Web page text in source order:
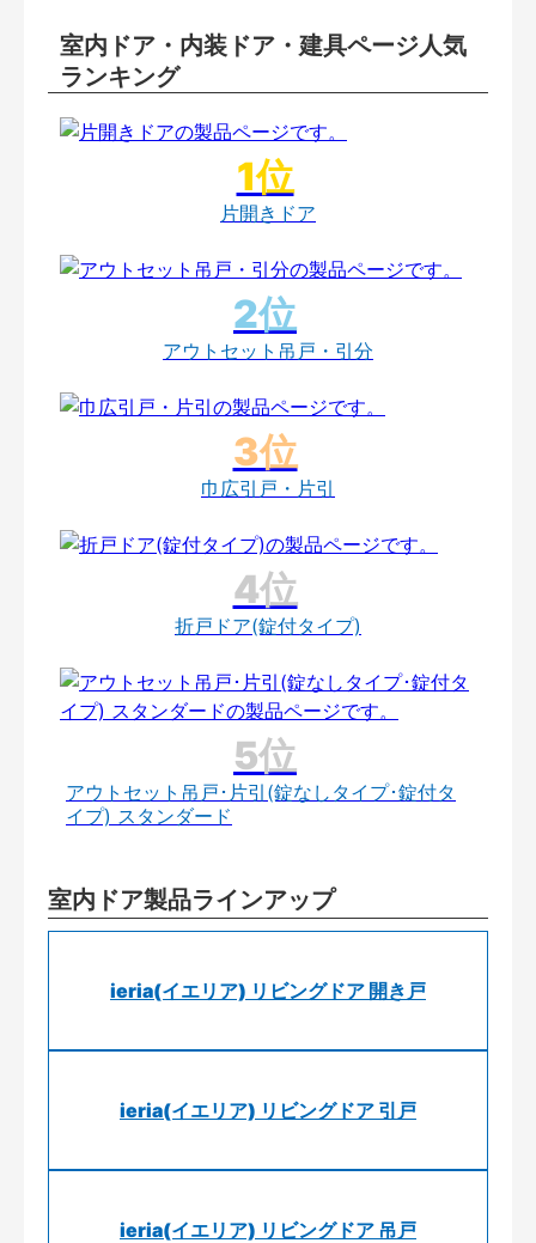
室内ドア・内装ドア・建具ページ人気
ランキング
片開きドア
アウトセット吊戸・引分
巾広引戸・片引
折戸ドア(錠付タイプ)
アウトセット吊戸･片引(錠なしタイプ･錠付タ
イプ) スタンダード
室内ドア製品ラインアップ
ieria(イエリア) リビングドア 開き戸
ieria(イエリア) リビングドア 引戸
ieria(イエリア) リビングドア 吊戸